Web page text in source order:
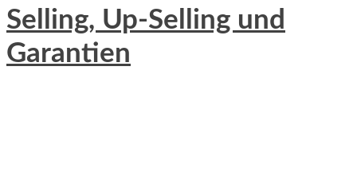
Selling, Up-Selling und
Garantien